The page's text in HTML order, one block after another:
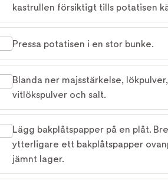
kastrullen försiktigt tills potatisen
Pressa potatisen i en stor bunke.
Blanda ner majsstärkelse,
vitlökspulver och salt.
Lägg bakplåtspapper på en plåt.
ytterligare ett bakplåtspapper
jämnt lager.